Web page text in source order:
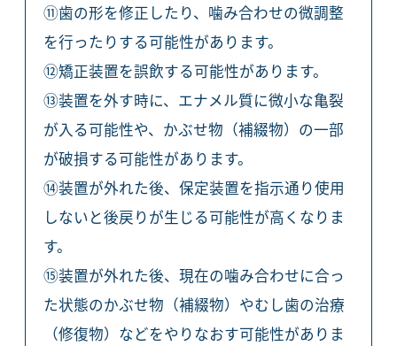
⑪歯の形を修正したり、噛み合わせの微調整
を行ったりする可能性があります。
⑫矯正装置を誤飲する可能性があります。
⑬装置を外す時に、エナメル質に微小な亀裂
が入る可能性や、かぶせ物（補綴物）の一部
が破損する可能性があります。
⑭装置が外れた後、保定装置を指示通り使用
しないと後戻りが生じる可能性が高くなりま
す。
⑮装置が外れた後、現在の噛み合わせに合っ
た状態のかぶせ物（補綴物）やむし歯の治療
（修復物）などをやりなおす可能性がありま